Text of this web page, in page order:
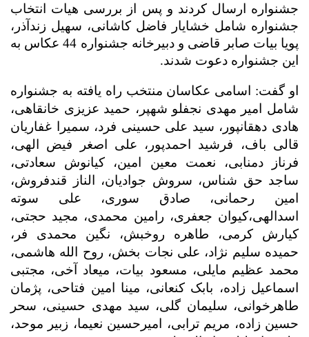
جشنواره ارسال کردند و پس از بررسی هیات انتخاب
جشنواره شامل خشایار فاضل کاشانی، سهیل زندآذر،
پویا بیات صابر قاضی و دبیرخانه جشنواره 44 عکاس به
این جشنواره دعوت شدند.
او گفت: اسامی عکاسان منتخب راه یافته به جشنواره
شامل امیر مهدی نجفلو شهپر، حمید عزیزی خانقاهی،
هادی دهقانپور، سید علی حسینی فرد، سمیرا غفاریان
قالی باف، فرشید احمدپور، علی اصغر فیض الهی،
فرناز دمنابی، نعمت معین امین، کیانوش سعادتی،
ساجد حق شناس، سروش جوادیان، الناز قندفروش،
امین رحمانی، صادق سوری، علی سوته
اسدالهی،کیوان جعفری، رامین محمدی، مجید حجتی،
کیارش کرمی، طاهره روخبش، نگین محمدی فر،
حمیده سلیم نژاد، علی نجات بخش، روح الله هاشمی،
محمد عظیم مایلی، مسعود بیات، میعاد آخی، مجتبی
اسماعیل زاده، بابک کنعانی، مینا امین فتاحی، پژمان
طاهرخوانی، سلیمان گلی، سید مهدی حسینی، سحر
حسین زاده، مریم ترابی، امیرحسین نعیما، زبیر موحد،